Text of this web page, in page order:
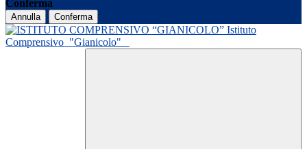
Conferma
Annulla Conferma
Istituto
Comprensivo "Gianicolo"